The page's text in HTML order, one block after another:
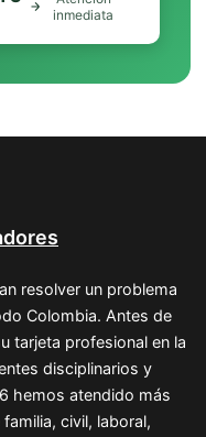
inmediata
resolver un problema
Colombia. Antes de
tarjeta profesional en la
disciplinarios y
hemos atendido más
civil, laboral,